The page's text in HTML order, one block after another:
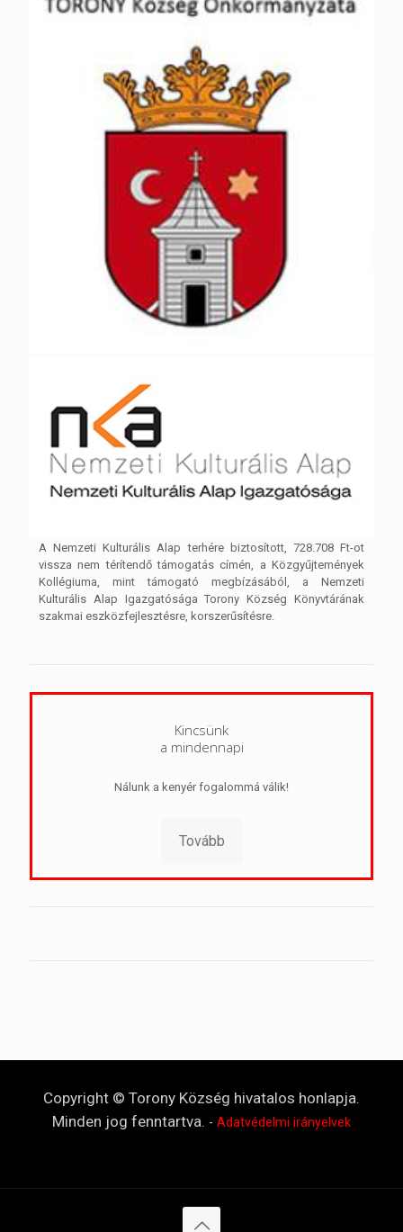
A Nemzeti Kulturális Alap terhére biztosított, 728.708 Ft-ot
vissza nem térítendő támogatás címén, a Közgyűjtemények
Kollégiuma, mint támogató megbízásából, a Nemzeti
Kulturális Alap Igazgatósága Torony Község Könyvtárának
szakmai eszközfejlesztésre, korszerűsítésre.
Kincsünk
a mindennapi
Nálunk a kenyér fogalommá válik!
Tovább
Copyright © Torony Község hivatalos honlapja.
Minden jog fenntartva. - Adatvédelmi irányelvek